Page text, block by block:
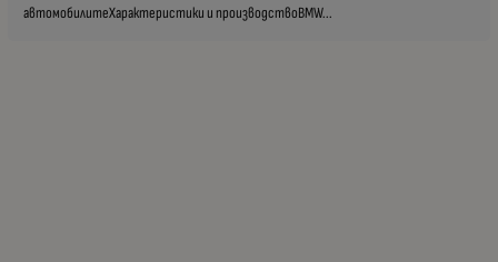
автомобилитеХарактеристики и производствоBMW...